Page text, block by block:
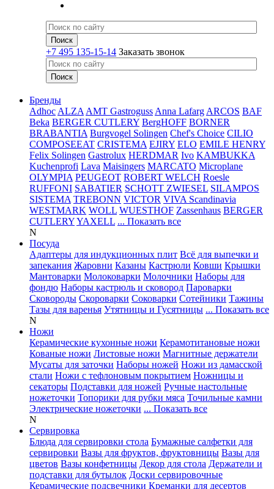
+7 495 135-15-14 Заказать звонок
Бренды
Adhoc ALZA AMT Gastroguss Anna Lafarg ARCOS BAF
Beka BERGER CUTLERY BergHOFF BORNER
BRABANTIA Burgvogel Solingen Chef's Choice CILIO
COMPOSEEAT CRISTEMA EJIRY ELO EMILE HENRY
Felix Solingen Gastrolux HERDMAR Ivo KAMBUKKA
Kuchenprofi Lava Maisingers MARCATO Microplane
OLYMPIA PEUGEOT ROBERT WELCH Roesle
RUFFONI SABATIER SCHOTT ZWIESEL SILAMPOS
SISTEMA TREBONN VICTOR VIVA Scandinavia
WESTMARK WOLL WUESTHOF Zassenhaus BERGER
CUTLERYYAXELL ... Показать все
N
Посуда
Адаптеры для индукционных плит Всё для выпечки и
запекания Жаровни Казаны Кастрюли Ковши Крышки
Мантоварки Молоковарки Молочники Наборы для
фондю Наборы кастрюль и сковород Пароварки
Сковороды Скороварки Соковарки Сотейники Тажины
Тазы для варенья Утятницы и Гусятницы ... Показать все
N
Ножи
Керамические кухонные ножи Керамотитановые ножи
Кованые ножи Листовые ножи Магнитные держатели
Мусаты для заточки Наборы ножей Ножи из дамасской
стали Ножи с тефлоновым покрытием Ножницы и
секаторы Подставки для ножей Ручные настольные
ножеточки Топорики для рубки мяса Точильные камни
Электрические ножеточки ... Показать все
N
Сервировка
Блюда для сервировки стола Бумажные салфетки для
сервировки Вазы для фруктов, фруктовницы Вазы для
цветов Вазы конфетницы Декор для стола Держатели и
подставки для бутылок Доски сервировочные
Керамические подсвечники Креманки для десертов